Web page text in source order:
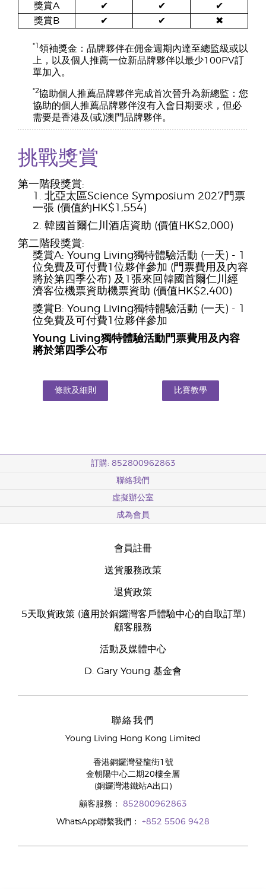
獎賞A ✔ ✔
✔
獎賞B
✔ ✔ ✖
*1 領袖獎金：品牌夥伴在佣金週期內達至總監級或以
上，以及個人推薦一位新品牌夥伴以最少100PV訂
單加入。
*2協助個人推薦品牌夥伴完成首次晉升為新總監：您
協助的個人推薦品牌夥伴沒有入會日期要求，但必
需要是香港及(或)澳門品牌夥伴。
挑戰獎賞
第一階段獎賞:
北亞太區Science Symposium 2027門票
一張 (價值約HK$1,554)
韓國首爾仁川酒店資助 (價值HK$2,000)
第二階段獎賞:
獎賞A: Young Living獨特體驗活動 (一天) - 1
位免費及可付費1位夥伴參加 (門票費用及內容
將於第四季公布) 及1張來回韓國首爾仁川經
濟客位機票資助機票資助 (價值HK$2,400)
獎賞B: Young Living獨特體驗活動 (一天) - 1
位免費及可付費1位夥伴參加
Young Living獨特體驗活動門票費用及內容
將於第四季公布
條款及細則 比賽教學
訂購: 852800962863
聯絡我們
虛擬辦公室
成為會員
會員註冊
送貨服務政策
退貨政策
5天取貨政策 (適用於銅鑼灣客戶體驗中心的自取訂單)
顧客服務
活動及媒體中心
D. Gary Young 基金會
聯絡我們
Young Living Hong Kong Limited
香港銅鑼灣登龍街1號
金朝陽中心二期20樓全層
(銅鑼灣港鐵站A出口)
顧客服務： 852800962863
WhatsApp聯繫我們： +852 5506 9428